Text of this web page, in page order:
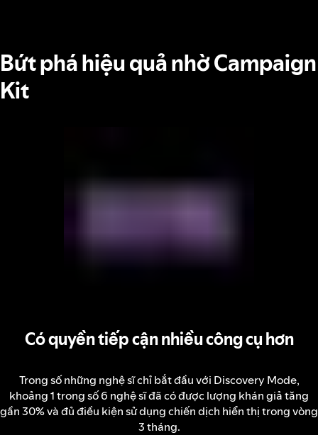
Bứt phá hiệu quả nhờ Campaign
Kit
Có quyền tiếp cận nhiều công cụ hơn
Trong số những nghệ sĩ chỉ bắt đầu với Discovery Mode,
khoảng 1 trong số 6 nghệ sĩ đã có được lượng khán giả tăng
gần 30% và đủ điều kiện sử dụng chiến dịch hiển thị trong vòng
3 tháng.